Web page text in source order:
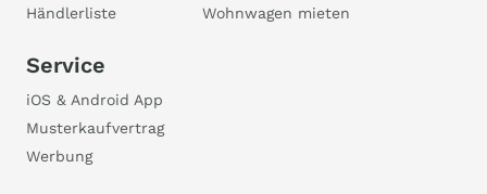
Händlerliste
Wohnwagen mieten
Service
iOS & Android App
Musterkaufvertrag
Werbung